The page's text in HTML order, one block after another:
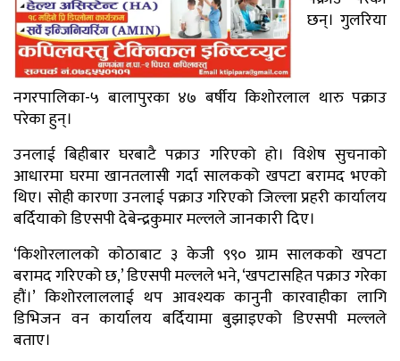
छन्। गुलरिया
नगरपालिका-५ बालापुरका ४७ बर्षीय किशोरलाल थारु पक्राउ
परेका हुन्।
उनलाई बिहीबार घरबाटै पक्राउ गरिएको हो। विशेष सुचनाको
आधारमा घरमा खानतलासी गर्दा सालकको खपटा बरामद भएको
थिए। सोही कारणा उनलाई पक्राउ गरिएको जिल्ला प्रहरी कार्यालय
बर्दियाको डिएसपी देबेन्द्रकुमार मल्लले जानकारी दिए।
‘किशोरलालको कोठाबाट ३ केजी ९९० ग्राम सालकको खपटा
बरामद गरिएको छ,’ डिएसपी मल्लले भने, ‘खपटासहित पक्राउ गरेका
हौं।’ किशोरलाललाई थप आवश्यक कानुनी कारवाहीका लागि
डिभिजन वन कार्यालय बर्दियामा बुझाइएको डिएसपी मल्लले
बताए।